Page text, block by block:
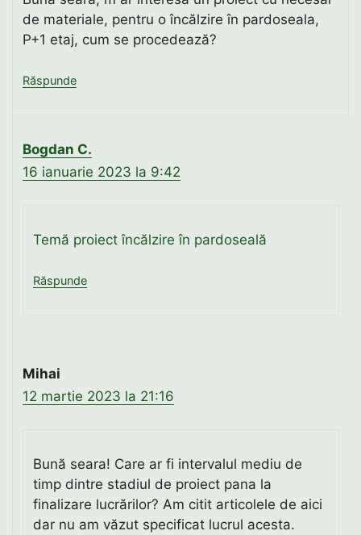
de materiale, pentru o încălzire în pardoseala,
P+1 etaj, cum se procedează?
Răspunde
Bogdan C.
16 ianuarie 2023 la 9:42
Temă proiect încălzire în pardoseală
Răspunde
Mihai
12 martie 2023 la 21:16
Bună seara! Care ar fi intervalul mediu de
timp dintre stadiul de proiect pana la
finalizare lucrărilor? Am citit articolele de aici
dar nu am văzut specificat lucrul acesta.